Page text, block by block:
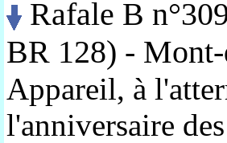
Rafale B
BR 128) -
Appareil, à
l'anniversaire